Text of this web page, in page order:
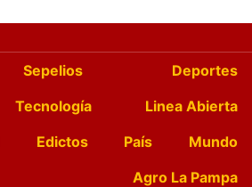
Sepelios
Deportes
Tecnología
Linea Abierta
Edictos País
Mundo
Agro La Pampa